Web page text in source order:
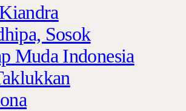
Sosok
Muda Indonesia